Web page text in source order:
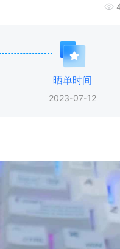
晒单时间
2023-07-12